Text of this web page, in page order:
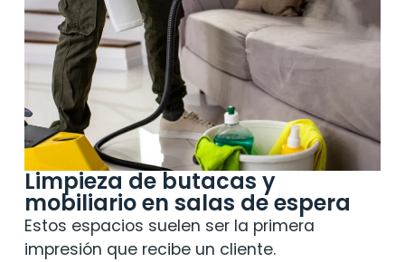
Limpieza de butacas y
mobiliario en salas de espera
Estos espacios suelen ser la primera
impresión que recibe un cliente.